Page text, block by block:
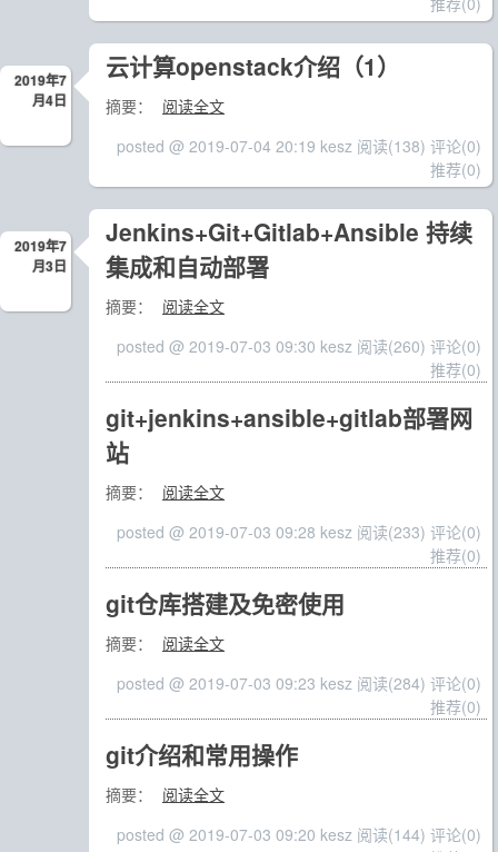
2019年7
月4日
云计算openstack介绍（1）
摘要：
阅读全文
posted @ 2019-07-04 20:19 kesz 阅读(138) 评论(0)
推荐(0)
2019年7
月3日
Jenkins+Git+Gitlab+Ansible 持续
集成和自动部署
摘要：
阅读全文
posted @ 2019-07-03 09:30 kesz 阅读(260) 评论(0)
推荐(0)
git+jenkins+ansible+gitlab部署网
站
摘要：
阅读全文
posted @ 2019-07-03 09:28 kesz 阅读(233) 评论(0)
推荐(0)
git仓库搭建及免密使用
摘要：
阅读全文
posted @ 2019-07-03 09:23 kesz 阅读(284) 评论(0)
推荐(0)
git介绍和常用操作
摘要：
阅读全文
posted @ 2019-07-03 09:20 kesz 阅读(144) 评论(0)